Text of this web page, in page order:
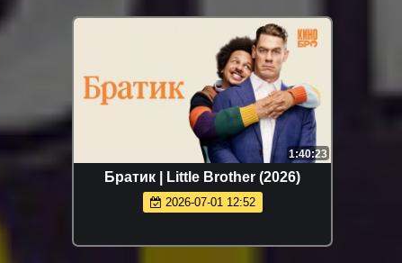
1:40:23
Братик | Little Brother (2026)
2026-07-01 12:52